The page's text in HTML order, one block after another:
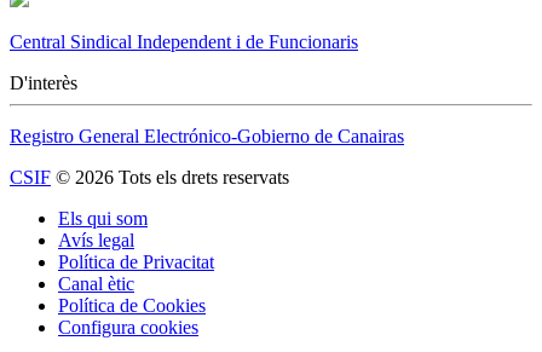
Central Sindical Independent i de Funcionaris
D'interès
Registro General Electrónico-Gobierno de Canairas
CSIF © 2026 Tots els drets reservats
Els qui som
Avís legal
Política de Privacitat
Canal ètic
Política de Cookies
Configura cookies